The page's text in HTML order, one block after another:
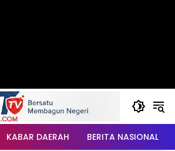
KABAR DAERAH BERITA NASIONAL